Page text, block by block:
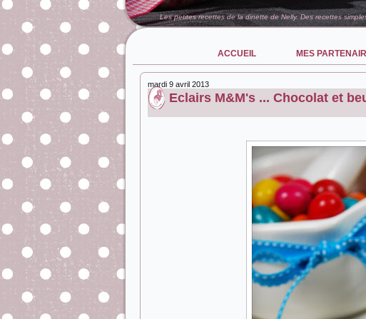
Les petites recettes de la dinette de Nelly. Des recettes
ACCUEIL MES
mardi 9 avril 2013
Eclairs M&M's ... Chocolat et